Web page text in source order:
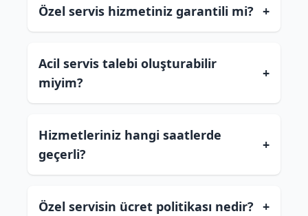
Özel servis hizmetiniz garantili mi? +
Acil servis talebi oluşturabilir
miyim?
+
Hizmetleriniz hangi saatlerde
geçerli?
+
Özel servisin ücret politikası nedir? +